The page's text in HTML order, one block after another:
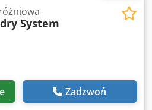
System
Zadzwoń